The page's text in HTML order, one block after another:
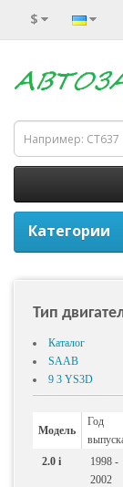
$
Категории
Тип
Каталог
SAAB
9 3 YS3D
Модель
Год
2.0 i
1998 -
2002